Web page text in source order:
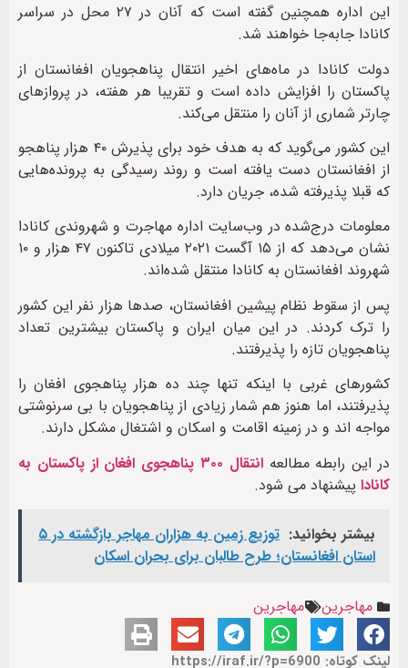
این اداره همچنین گفته است که آنان در ۲۷ محل در سراسر
کانادا جابه‌جا خواهند شد.
دولت کانادا در ماه‌های اخیر انتقال پناهجویان افغانستان از
پاکستان را افزایش داده است و تقریبا هر هفته، در پرواز‌های
چارتر شماری از آنان را منتقل می‌کند‌.
این کشور می‌گوید که به هدف خود برای پذیرش ۴۰ هزار پناهجو
از افغانستان دست یافته است و روند رسیدگی به پرونده‌هایی
که قبلا پذیرفته شده، جریان دارد‌.
معلومات درج‌شده در وب‌سایت اداره‌ مهاجرت و شهروندی کانادا
نشان می‌دهد که از ۱۵ آگست ۲۰۲۱ میلادی تاکنون ۴۷ هزار و ۱۰
شهروند افغانستان به کانادا منتقل شده‌اند.
پس از سقوط نظام پیشین افغانستان، صدها هزار نفر این کشور
را ترک کردند. در این میان ایران و پاکستان بیشترین تعداد
پناهجویان تازه را پذیرفتند.
کشورهای غربی با اینکه تنها چند ده هزار پناهجوی افغان را
پذیرفتند، اما هنوز هم شمار زیادی از پناهجویان با بی سرنوشتی
مواجه اند و در زمینه اقامت و اسکان و اشتغال مشکل دارند.
در این رابطه مطالعه
انتقال ۳۰۰ پناهجوی افغان از پاکستان به
کانادا پیشنهاد می شود.
بیشتر بخوانید:
توزیع زمین به هزاران مهاجر بازگشته در ۵
استان افغانستان؛ طرح طالبان برای بحران اسکان
مهاجرین مهاجرین
لینک کوتاه: https://iraf.ir/?p=6900